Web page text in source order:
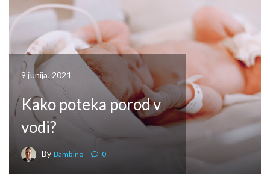
9 junija, 2021
Kako poteka porod v
vodi?
By Bambino 0